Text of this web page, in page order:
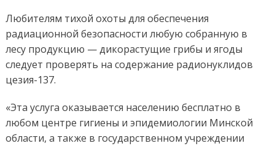
Любителям тихой охоты для обеспечения
радиационной безопасности любую собранную в
лесу продукцию — дикорастущие грибы и ягоды
следует проверять на содержание радионуклидов
цезия-137.
«Эта услуга оказывается населению бесплатно в
любом центре гигиены и эпидемиологии Минской
области, а также в государственном учреждении